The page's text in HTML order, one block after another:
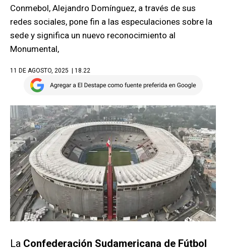
Conmebol, Alejandro Domínguez, a través de sus
redes sociales, pone fin a las especulaciones sobre la
sede y significa un nuevo reconocimiento al
Monumental,
11 DE AGOSTO, 2025 | 18.22
La Confederación Sudamericana de Fútbol